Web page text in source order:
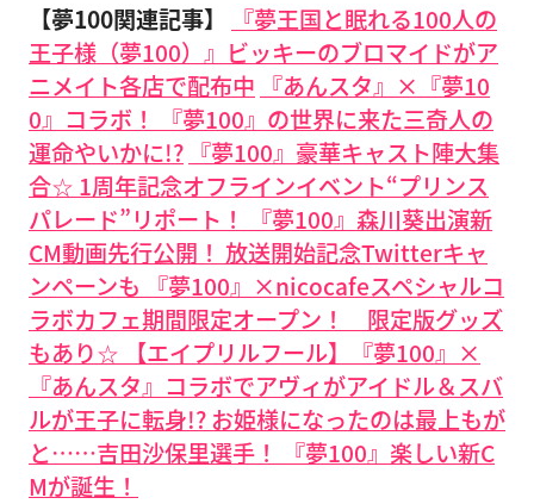
【夢100関連記事】
『夢王国と眠れる100人の
王子様（夢100）』ビッキーのブロマイドがア
ニメイト各店で配布中 『あんスタ』×『夢10
0』コラボ！ 『夢100』の世界に来た三奇人の
運命やいかに!? 『夢100』豪華キャスト陣大集
合☆ 1周年記念オフラインイベント“プリンス
パレード”リポート！
『夢100』森川葵出演新
CM動画先行公開！ 放送開始記念Twitterキャ
ンペーンも
『夢100』×nicocafeスペシャルコ
ラボカフェ期間限定オープン！ 限定版グッズ
もあり☆
【エイプリルフール】『夢100』×
『あんスタ』コラボでアヴィがアイドル＆スバ
ルが王子に転身!?お姫様になったのは最上もが
と……吉田沙保里選手！ 『夢100』楽しい新C
Mが誕生！